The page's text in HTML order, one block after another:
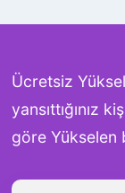
Ücretsiz
yansıttığınız
göre Yükselen